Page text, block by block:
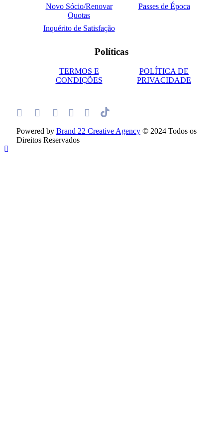
Novo Sócio/Renovar
Quotas
Passes de Época
Inquérito de Satisfação
Políticas
TERMOS E
CONDIÇÕES
POLÍTICA DE
PRIVACIDADE
Powered by Brand 22 Creative Agency © 2024 Todos os
Direitos Reservados